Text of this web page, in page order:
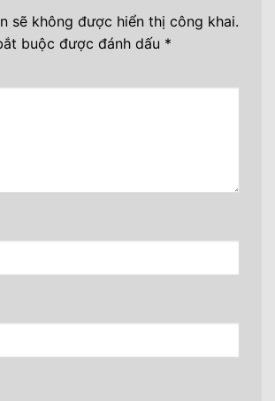
sẽ không được hiển thị công khai.
buộc được đánh dấu *